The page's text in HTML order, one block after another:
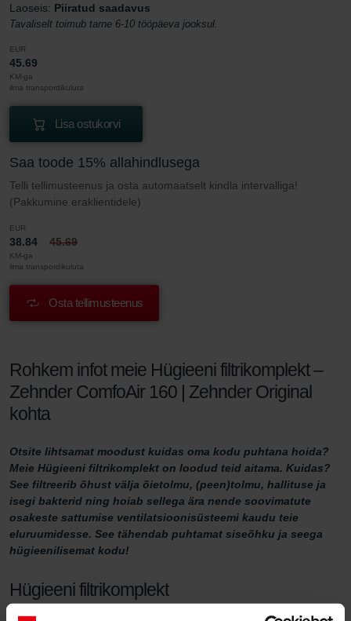
Laoseis: Piiratud saadavus
Tavaliselt toimub tarne 6-10 tööpäeva jooksul.
EUR
45.69
KM-ga
ilma transpordikuluta
Lisa ostukorvi
Saa toode 15% allahindlusega
Telli tellimusteenus ja osta automaatselt kindla intervalliga!
(Pakkumine eraklientidele)
EUR
38.84 45.69
KM-ga
ilma transpordikuluta
Osta tellimusteenus
Rohkem infot meie Hügieeni filtrikomplekt –
Zehnder ComfoAir 160 | Zehnder Original
kohta
Otsite lihtsamat moodust kuidas oma kodu puhtana hoida?
Meie Hügieeni filtrikomplekt on loodud teid aitama. Kuidas?
See filtreerib õhust välja õietolmu, (peen)tolmu, hallituse ja
isegi bakterid ning hoiab sellega ära nende soovimatute
osakeste sattumise ventilatsioonisüsteemi kaudu teie
eluruumidesse. See tähendab puhtamat siseõhku ja seega
hügieenilisemat kodu!
Hügieeni filtrikomplekt